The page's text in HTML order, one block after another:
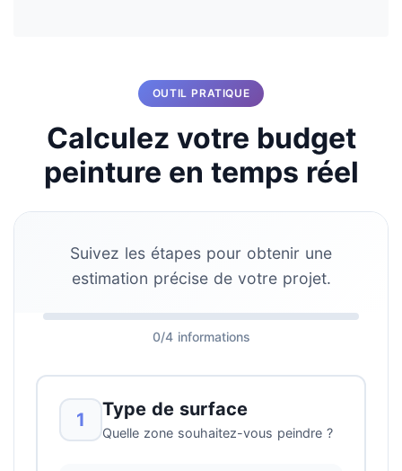
OUTIL PRATIQUE
Calculez votre budget
peinture en temps réel
Suivez les étapes pour obtenir une
estimation précise de votre projet.
0/4 informations
1 Type de surface
Quelle zone souhaitez-vous peindre ?